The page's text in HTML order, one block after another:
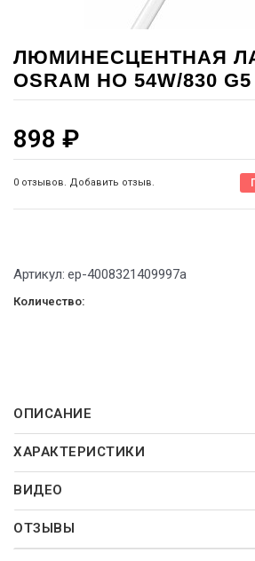
ЛЮМИНЕСЦЕНТНАЯ
OSRAM HO 54W/830
898 ₽
0 отзывов. Добавить отзыв.
Артикул: ep-4008321409997a
Количество:
ОПИСАНИЕ
ХАРАКТЕРИСТИКИ
ВИДЕО
ОТЗЫВЫ